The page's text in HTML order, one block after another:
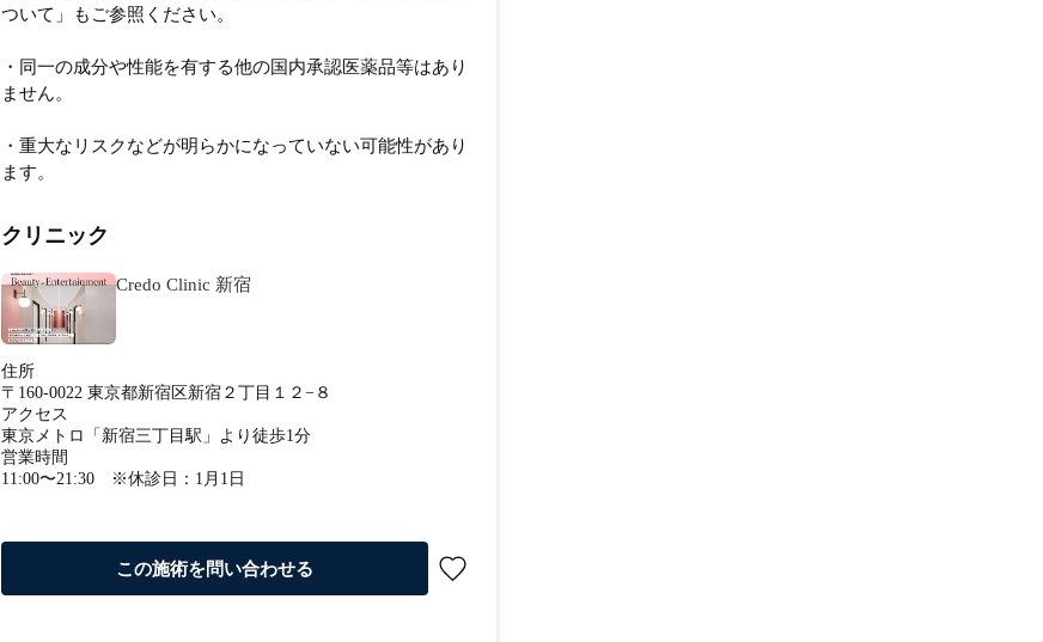
ついて」もご参照ください。
・同一の成分や性能を有する他の国内承認医薬品等はあり
ません。
・重大なリスクなどが明らかになっていない可能性があり
ます。
クリニック
Credo Clinic 新宿
住所
〒160-0022 東京都新宿区新宿２丁目１２−８
アクセス
東京メトロ「新宿三丁目駅」より徒歩1分
営業時間
11:00〜21:30 ※休診日：1月1日
この施術を問い合わせる